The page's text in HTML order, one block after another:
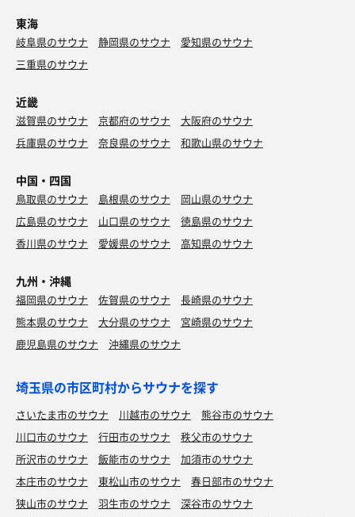
東海
岐阜県のサウナ 静岡県のサウナ
愛知県のサウナ
三重県のサウナ
近畿
滋賀県のサウナ 京都府のサウナ
大阪府のサウナ
兵庫県のサウナ
奈良県のサウナ 和歌山県のサウナ
中国・四国
鳥取県のサウナ 島根県のサウナ
岡山県のサウナ
広島県のサウナ
山口県のサウナ
徳島県のサウナ
香川県のサウナ
愛媛県のサウナ 高知県のサウナ
九州・沖縄
福岡県のサウナ 佐賀県のサウナ
長崎県のサウナ
熊本県のサウナ
大分県のサウナ
宮崎県のサウナ
鹿児島県のサウナ
沖縄県のサウナ
埼玉県の市区町村からサウナを探す
さいたま市のサウナ 川越市のサウナ
熊谷市のサウナ
川口市のサウナ
行田市のサウナ
秩父市のサウナ
所沢市のサウナ
飯能市のサウナ
加須市のサウナ
本庄市のサウナ
東松山市のサウナ
春日部市のサウナ
狭山市のサウナ
羽生市のサウナ
深谷市のサウナ